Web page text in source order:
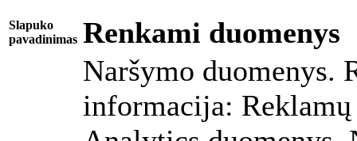
Slapuko
pavadinimas Renkami duomenys
Naršymo duomenys.
informacija: